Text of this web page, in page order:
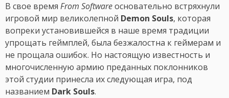
В свое время From Softwareосновательно встряхнули
игровой мир великолепной Demon Souls, которая
вопреки установившейся в наше время традиции
упрощать геймплей, была безжалостна к геймерам и
не прощала ошибок. Но настоящую известность и
многочисленную армию преданных поклонников
этой студии принесла их следующая игра, под
названием Dark Souls.